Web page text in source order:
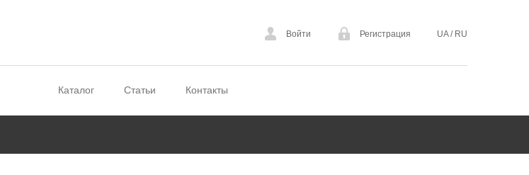
Войти Регистрация UA/RU
Каталог Статьи Контакты